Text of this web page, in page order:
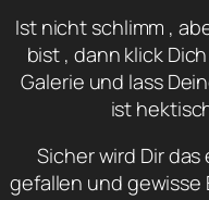
Ist nicht schlimm ,
bist , dann klick
Galerie und lass
ist
Sicher wird Dir
gefallen und gewisse